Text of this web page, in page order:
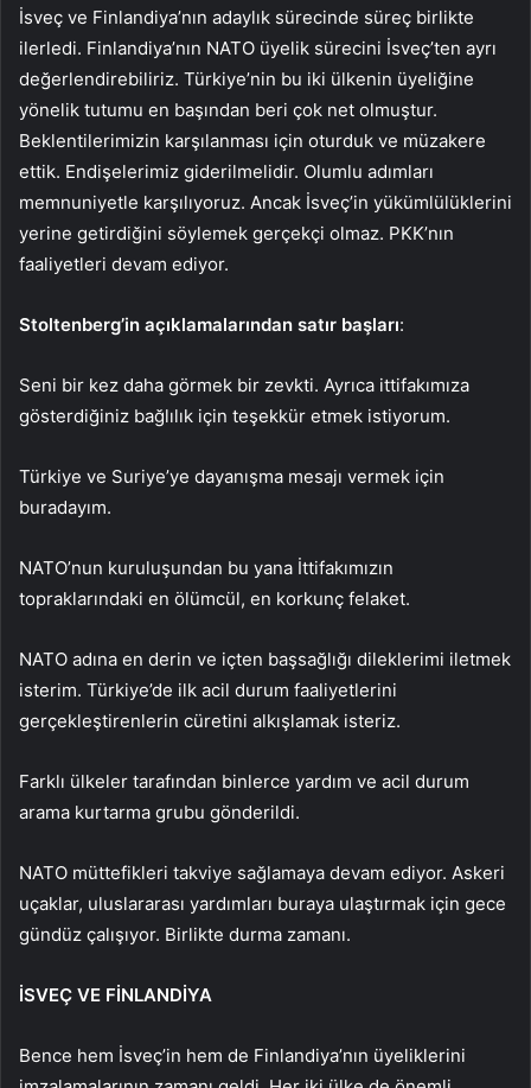
İsveç ve Finlandiya’nın adaylık sürecinde süreç birlikte
ilerledi. Finlandiya’nın NATO üyelik sürecini İsveç’ten ayrı
değerlendirebiliriz. Türkiye’nin bu iki ülkenin üyeliğine
yönelik tutumu en başından beri çok net olmuştur.
Beklentilerimizin karşılanması için oturduk ve müzakere
ettik. Endişelerimiz giderilmelidir. Olumlu adımları
memnuniyetle karşılıyoruz. Ancak İsveç’in yükümlülüklerini
yerine getirdiğini söylemek gerçekçi olmaz. PKK’nın
faaliyetleri devam ediyor.
Stoltenberg’in açıklamalarından satır başları:
Seni bir kez daha görmek bir zevkti. Ayrıca ittifakımıza
gösterdiğiniz bağlılık için teşekkür etmek istiyorum.
Türkiye ve Suriye’ye dayanışma mesajı vermek için
buradayım.
NATO’nun kuruluşundan bu yana İttifakımızın
topraklarındaki en ölümcül, en korkunç felaket.
NATO adına en derin ve içten başsağlığı dileklerimi iletmek
isterim. Türkiye’de ilk acil durum faaliyetlerini
gerçekleştirenlerin cüretini alkışlamak isteriz.
Farklı ülkeler tarafından binlerce yardım ve acil durum
arama kurtarma grubu gönderildi.
NATO müttefikleri takviye sağlamaya devam ediyor. Askeri
uçaklar, uluslararası yardımları buraya ulaştırmak için gece
gündüz çalışıyor. Birlikte durma zamanı.
İSVEÇ VE FİNLANDİYA
Bence hem İsveç’in hem de Finlandiya’nın üyeliklerini